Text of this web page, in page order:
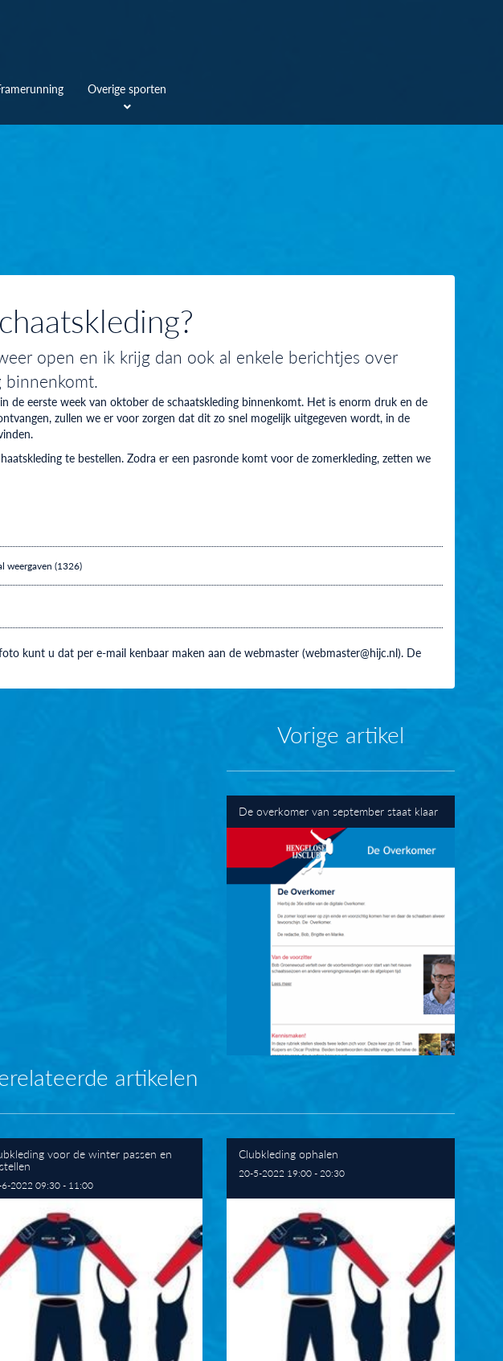
Overige sporten
open en ik krijg dan ook al enkele berichtjes over
binnenkomt.
de eerste week van oktober de schaatskleding binnenkomt. Het is enorm druk en de
zullen we er voor zorgen dat dit zo snel mogelijk uitgegeven wordt, in de
te bestellen. Zodra er een pasronde komt voor de zomerkleding, zetten we
weergaven (1326)
kunt u dat per e-mail kenbaar maken aan de webmaster (webmaster@hijc.nl). De
Vorige artikel
De overkomer van september staat klaar
artikelen
voor de winter passen en
2022 09:30 - 11:00
Clubkleding ophalen
20-5-2022 19:00 - 20:30